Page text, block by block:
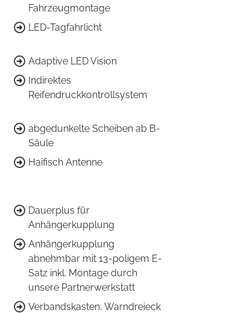
Fahrzeugmontage
LED-Tagfahrlicht
Adaptive LED Vision
Indirektes
Reifendruckkontrollsystem
abgedunkelte Scheiben ab B-
Säule
Haifisch Antenne
Dauerplus für
Anhängerkupplung
Anhängerkupplung
abnehmbar mit 13-poligem E-
Satz inkl. Montage durch
unsere Partnerwerkstatt
Verbandskasten, Warndreieck